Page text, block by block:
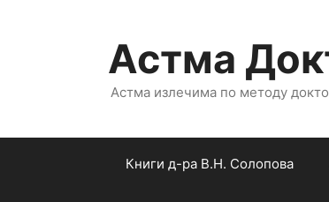
Астма
Астма излечима по методу
Книги д-ра В.Н. Солопова